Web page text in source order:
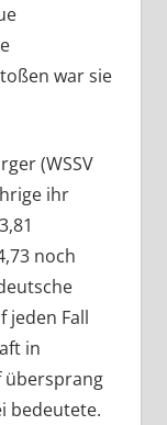
war sie
(WSSV
ihr
noch
jeden Fall
in
übersprang
bedeutete.